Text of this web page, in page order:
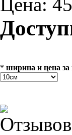
* ширина и цена за